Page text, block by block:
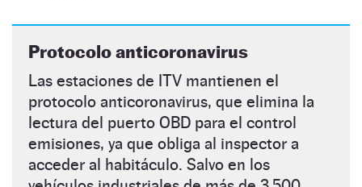
Protocolo anticoronavirus
Las estaciones de ITV mantienen el
protocolo anticoronavirus, que elimina la
lectura del puerto OBD para el control
emisiones, ya que obliga al inspector a
acceder al habitáculo. Salvo en los